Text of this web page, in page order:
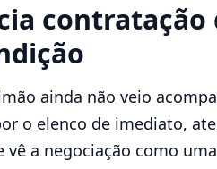
contratação
ainda não veio
o elenco de imediato,
vê a negociação como